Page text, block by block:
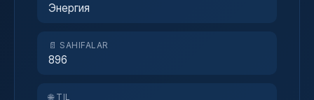
Энергия
📄 SAHIFALAR
896
🌐 TIL